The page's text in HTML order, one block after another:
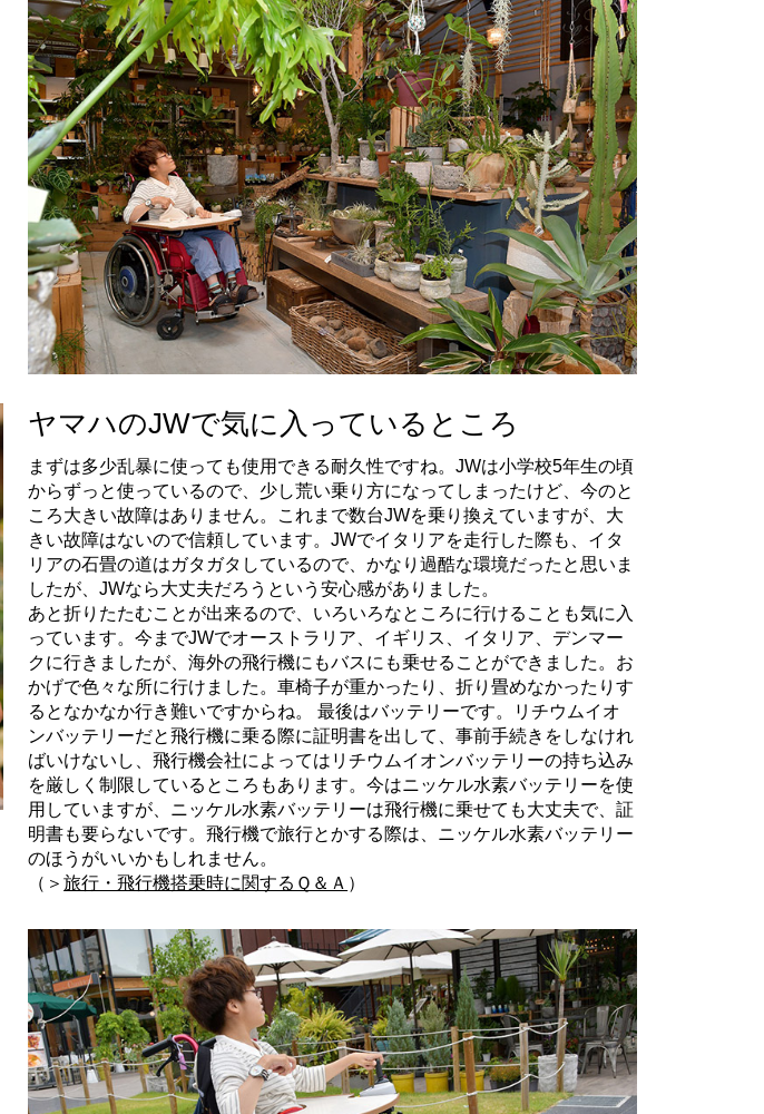
ヤマハのJWで気に入っているところ
まずは多少乱暴に使っても使用できる耐久性ですね。JWは小学校5年生の頃
からずっと使っているので、少し荒い乗り方になってしまったけど、今のと
ころ大きい故障はありません。これまで数台JWを乗り換えていますが、大
きい故障はないので信頼しています。JWでイタリアを走行した際も、イタ
リアの石畳の道はガタガタしているので、かなり過酷な環境だったと思いま
したが、JWなら大丈夫だろうという安心感がありました。
あと折りたたむことが出来るので、いろいろなところに行けることも気に入
っています。今までJWでオーストラリア、イギリス、イタリア、デンマー
クに行きましたが、海外の飛行機にもバスにも乗せることができました。お
かげで色々な所に行けました。車椅子が重かったり、折り畳めなかったりす
るとなかなか行き難いですからね。 最後はバッテリーです。リチウムイオ
ンバッテリーだと飛行機に乗る際に証明書を出して、事前手続きをしなけれ
ばいけないし、飛行機会社によってはリチウムイオンバッテリーの持ち込み
を厳しく制限しているところもあります。今はニッケル水素バッテリーを使
用していますが、ニッケル水素バッテリーは飛行機に乗せても大丈夫で、証
明書も要らないです。飛行機で旅行とかする際は、ニッケル水素バッテリー
のほうがいいかもしれません。
（＞旅行・飛行機搭乗時に関するＱ＆Ａ ）